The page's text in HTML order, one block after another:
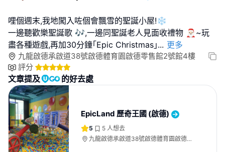
哩個週末,我地闖入咗個會飄雪的聖誕小屋!❄️
一邊聽歡樂聖誕歌 🎶,一邊同聖誕老人見面收禮物 🎅🏻~玩
盡各種遊戲,再加30分鐘｢Epic Christmas｣... 更多
九龍啟德承啟道38號啟德體育園啟德零售館2號館4樓
評分
文章提及 的好去處
EpicLand 歷奇王國 (啟德)
5 5 人想去
九龍啟德承啟道38號啟德體育園啟德零